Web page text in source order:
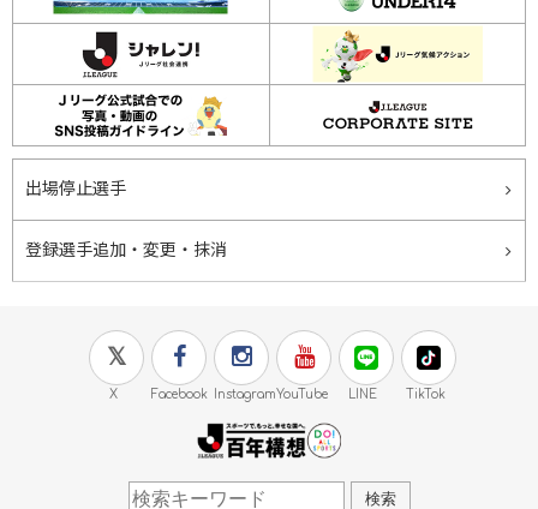
出場停止選手
登録選手追加・変更・抹消
X Facebook InstagramYouTube LINE TikTok
検索